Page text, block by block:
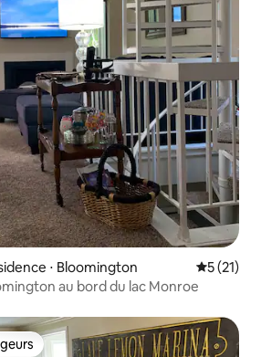
⋅ Bloomington
5 (21)
au bord du lac Monroe